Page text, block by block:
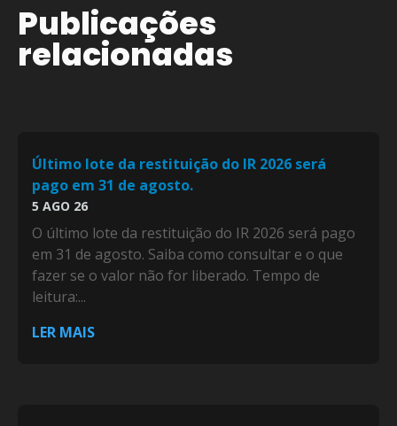
Publicações
relacionadas
Último lote da restituição do IR 2026 será
pago em 31 de agosto.
5 AGO 26
O último lote da restituição do IR 2026 será pago
em 31 de agosto. Saiba como consultar e o que
fazer se o valor não for liberado. Tempo de
leitura:...
LER MAIS